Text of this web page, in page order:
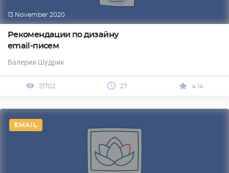
13 November 2020
Рекомендации по дизайну
email-писем
Валерия Шудрик
21702 27 4.14
EMAIL